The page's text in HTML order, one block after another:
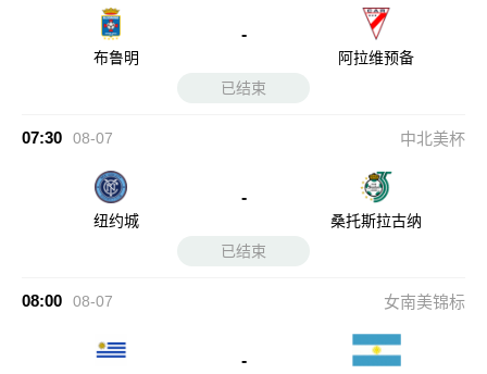
布鲁明
-
阿拉维预备
已结束
07:30 08-07 中北美杯
纽约城
-
桑托斯拉古纳
已结束
08:00 08-07 女南美锦标
-